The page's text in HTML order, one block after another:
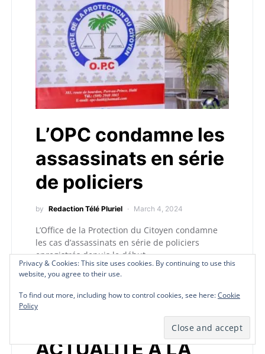
Privacy & Cookies: This site uses cookies. By continuing to use this
website, you agree to their use.
To find out more, including how to control cookies, see here:Cookie
Policy
L’OPC condamne les
assassinats en série
de policiers
by Redaction Télé Pluriel March 4, 2024
L’Office de la Protection du Citoyen condamne
les cas d’assassinats en série de policiers
enregistrés depuis le début…
ACTUALITÉ A LA
Privacy & Cookies: This site uses cookies. By continuing to use this
website, you agree to their use.
To find out more, including how to control cookies, see here:Cookie
Policy
Privacy & Cookies: This site uses cookies. By continuing to use this
website, you agree to their use.
To find out more, including how to control cookies, see here:Cookie
Policy
Privacy & Cookies: This site uses cookies. By continuing to use this
website, you agree to their use.
To find out more, including how to control cookies, see here:Cookie
Policy